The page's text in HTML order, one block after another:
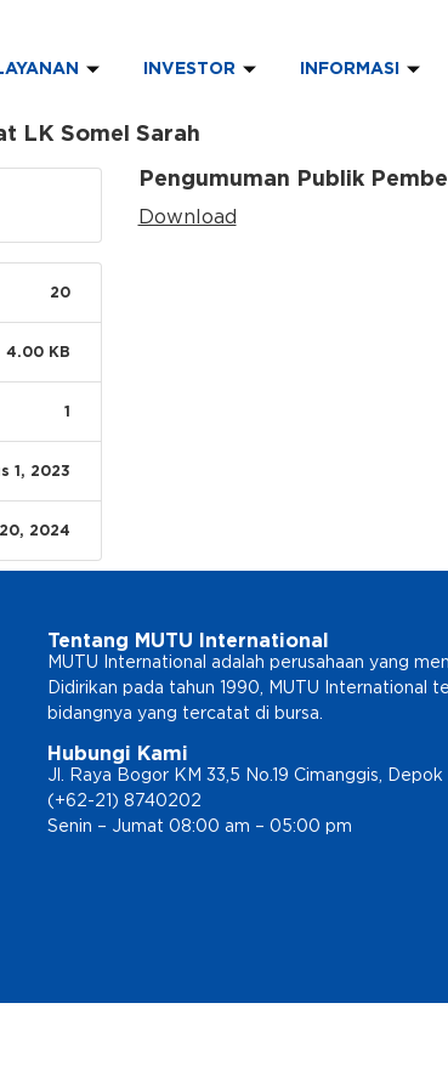
INVESTOR INFORMASI
LK Somel Sarah
20
4.00 KB
1
1, 2023
2024
Pengumuman Publik
Download
Tentang MUTU International
MUTU International adalah perusahaan yang
Didirikan pada tahun 1990, MUTU International
bidangnya yang tercatat di bursa.
Hubungi Kami
Jl. Raya Bogor KM 33,5 No.19 Cimanggis, Depok
(+62-21) 8740202
Senin – Jumat 08:00 am – 05:00 pm